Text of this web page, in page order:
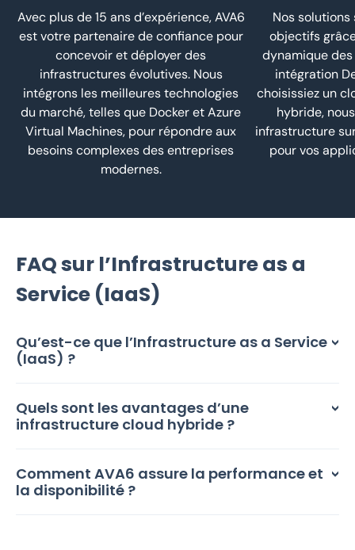
Avec plus de 15 ans d’expérience, AVA6
est votre partenaire de confiance pour
concevoir et déployer des
infrastructures évolutives. Nous
intégrons les meilleures technologies
du marché, telles que Docker et Azure
Virtual Machines, pour répondre aux
besoins complexes des entreprises
modernes.
Nos solutions
objectifs
dynamique
intégration
choisissiez un
hybride,
infrastructure
pour vos
FAQ sur l’Infrastructure as a
Service (IaaS)
Qu’est-ce que l’Infrastructure as a Service
(IaaS) ?
Quels sont les avantages d’une
infrastructure cloud hybride ?
Comment AVA6 assure la performance et
la disponibilité ?